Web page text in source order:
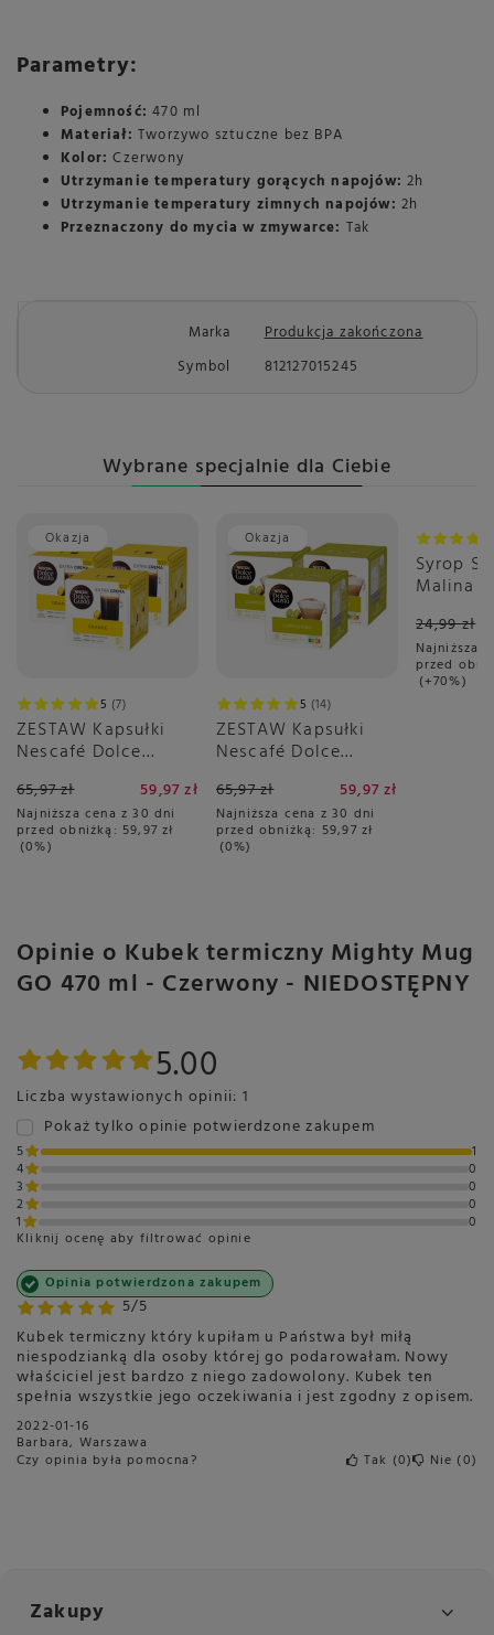
Parametry:
Pojemność: 470 ml
Materiał: Tworzywo sztuczne bez BPA
Kolor: Czerwony
Utrzymanie temperatury gorących napojów: 2h
Utrzymanie temperatury zimnych napojów: 2h
Przeznaczony do mycia w zmywarce: Tak
Marka
Produkcja zakończona
Symbol
812127015245
Wybrane specjalnie dla Ciebie
Okazja
5 7
ZESTAW Kapsułki
Nescafé Dolce
sztuk
65,97 zł 59,97 zł
Najniższa cena z 30 dni
przed obniżką: 59,97 zł
0%
Okazja
5 14
ZESTAW Kapsułki
Nescafé Dolce
3x16 sztuk
65,97 zł 59,97 zł
Najniższa cena z 30 dni
przed obniżką: 59,97 zł
0%
Okazja
Syrop
Malina
24,99 zł
Najniższa
przed
+70%
Opinie o Kubek termiczny Mighty Mug
GO 470 ml - Czerwony - NIEDOSTĘPNY
5.00
Liczba wystawionych opinii: 1
Pokaż tylko opinie potwierdzone zakupem
5
1
4
0
3
0
2
0
1
0
Kliknij ocenę aby filtrować opinie
5/5
Opinia potwierdzona zakupem
Kubek termiczny który kupiłam u Państwa był miłą
niespodzianką dla osoby której go podarowałam. Nowy
właściciel jest bardzo z niego zadowolony. Kubek ten
spełnia wszystkie jego oczekiwania i jest zgodny z opisem.
2022-01-16
Barbara, Warszawa
Czy opinia była pomocna? Tak 0 Nie 0
Zakupy